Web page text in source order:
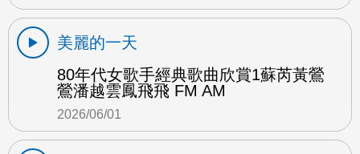
美麗的一天
80年代女歌手經典歌曲欣賞1蘇芮黃鶯
鶯潘越雲鳳飛飛 FM AM
2026/06/01